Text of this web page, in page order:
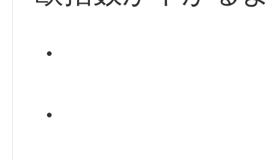
・
・